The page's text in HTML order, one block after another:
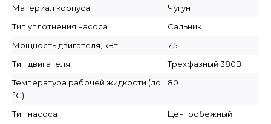
Материал корпуса
Чугун
Тип уплотнения насоса
Сальник
Мощность двигателя, кВт
7,5
Тип двигателя
Трехфазный 380В
Температура рабочей жидкости (до
°C)
80
Тип насоса Центробежный